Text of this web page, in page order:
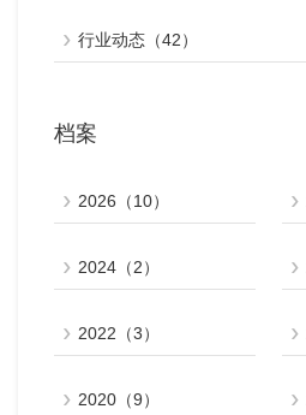
行业动态（42）
档案
2026（10）
2024（2）
2022（3）
2020（9）